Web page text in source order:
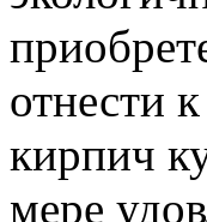
отнести
кирпич
мере